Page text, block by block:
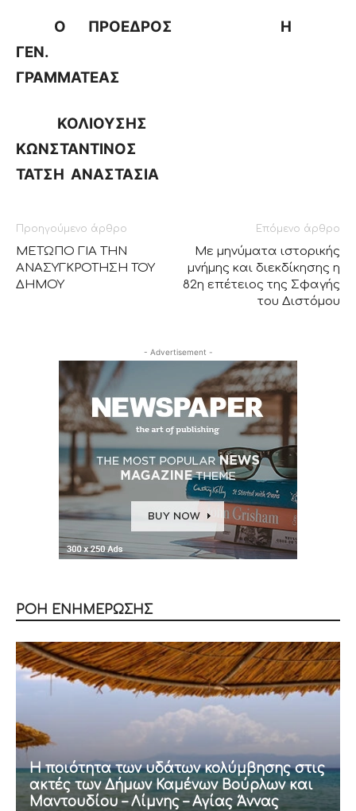
Ο ΠΡΟΕΔΡΟΣ Η
ΓΕΝ.
ΓΡΑΜΜΑΤΕΑΣ
ΚΟΛΙΟΥΣΗΣ
ΚΩΝΣΤΑΝΤΙΝΟΣ
ΤΑΤΣΗ ΑΝΑΣΤΑΣΙΑ
Προηγούμενο άρθρο
ΜΕΤΩΠΟ ΓΙΑ ΤΗΝ
ΑΝΑΣΥΓΚΡΟΤΗΣΗ ΤΟΥ
ΔΗΜΟΥ
Επόμενο άρθρο
Με μηνύματα ιστορικής
μνήμης και διεκδίκησης η
82η επέτειος της Σφαγής
του Διστόμου
- Advertisement -
ΡΟΗ ΕΝΗΜΕΡΩΣΗΣ
Η ποιότητα των υδάτων κολύμβησης στις
ακτές των Δήμων Καμένων Βούρλων και
Μαντουδίου – Λίμνης – Αγίας Άννας